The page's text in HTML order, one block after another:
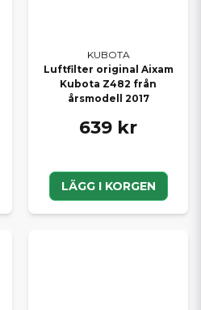
KUBOTA
Luftfilter original Aixam
Kubota Z482 från
årsmodell 2017
639 kr
LÄGG I KORGEN